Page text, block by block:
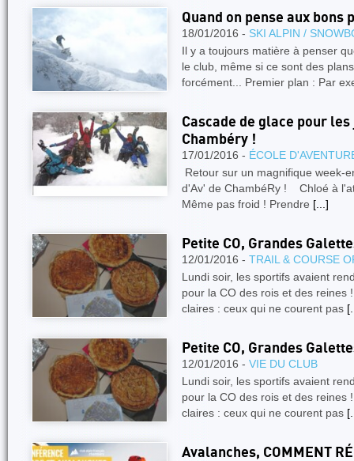
Quand on pense aux bons
18/01/2016 - SKI ALPIN /
Il y a toujours matière à penser
le club, même si ce sont des
forcément... Premier plan : Par
Cascade de glace pour
Chambéry !
17/01/2016 - ÉCOLE
Retour sur un magnifique week-
d'Av' de ChambéRy ! Chloé à
Même pas froid ! Prendre [...]
Petite CO, Grandes
12/01/2016 - TRAIL & COURSE
Lundi soir, les sportifs avaient
pour la CO des rois et des reines
claires : ceux qui ne courent pas
Petite CO, Grandes
12/01/2016 - VIE DU CLUB
Lundi soir, les sportifs avaient
pour la CO des rois et des reines
claires : ceux qui ne courent pas
Avalanches, COMMENT